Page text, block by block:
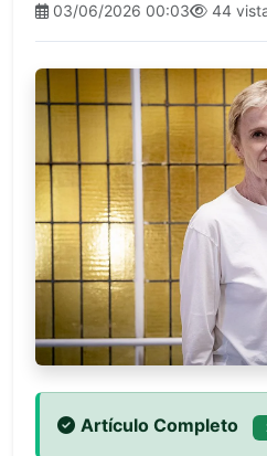
03/06/2026 00:03
44
Artículo Completo